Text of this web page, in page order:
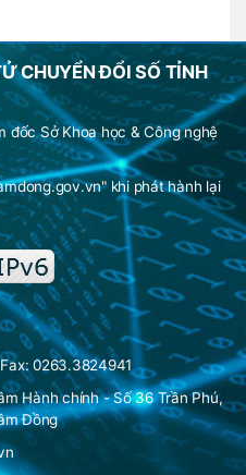
CHUYỂN ĐỔI SỐ TỈNH
đốc Sở Khoa học & Công nghệ
khi phát hành lại
0263.3824941
Hành chính - Số 36 Trần Phú,
Đồng